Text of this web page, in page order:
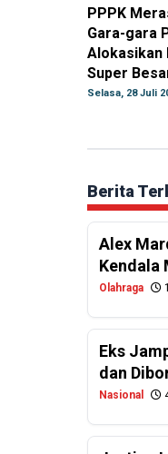
PPPK
Gara-gara
Alokasikan
Super
Selasa, 28 Juli
Berita
Alex
Kendala
Olahraga
Eks
dan
Nasional